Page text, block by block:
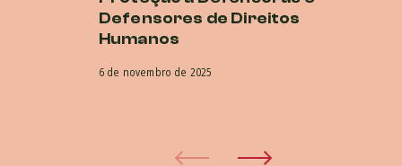
Defensores de Direitos
Humanos
6 de novembro de 2025